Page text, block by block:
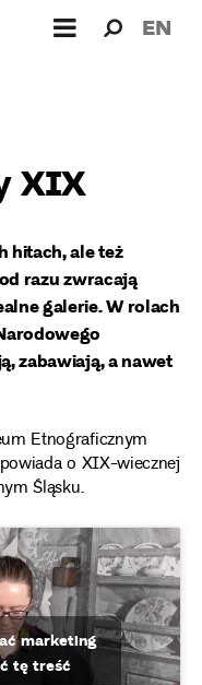
dla: EN
XIX
hitach, ale też
razu zwracają
galerie. W rolach
zabawiają, a nawet
Etnograficznym
o XIX-wiecznej
Śląsku.
marketing
tę treść